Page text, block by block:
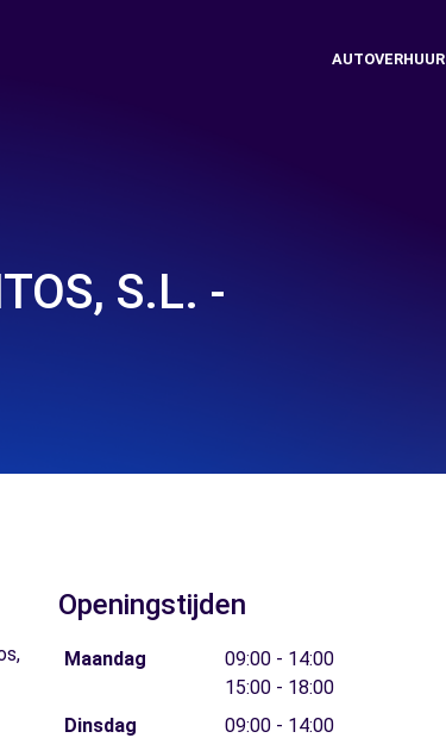
AUTOVERHUUR
S.L. -
Openingstijden
Maandag
09:00 - 14:00
15:00 - 18:00
Dinsdag
09:00 - 14:00